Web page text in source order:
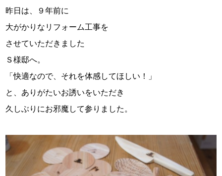
昨日は、９年前に
大がかりなリフォーム工事を
させていただきました
Ｓ様邸へ。
「快適なので、それを体感してほしい！」
と、ありがたいお誘いをいただき
久しぶりにお邪魔して参りました。